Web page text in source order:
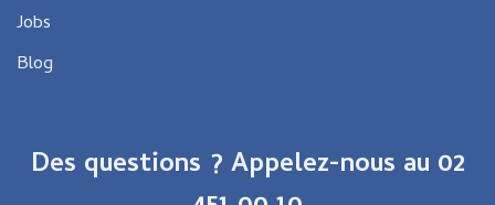
Jobs
Blog
Des questions ? Appelez-nous au 02